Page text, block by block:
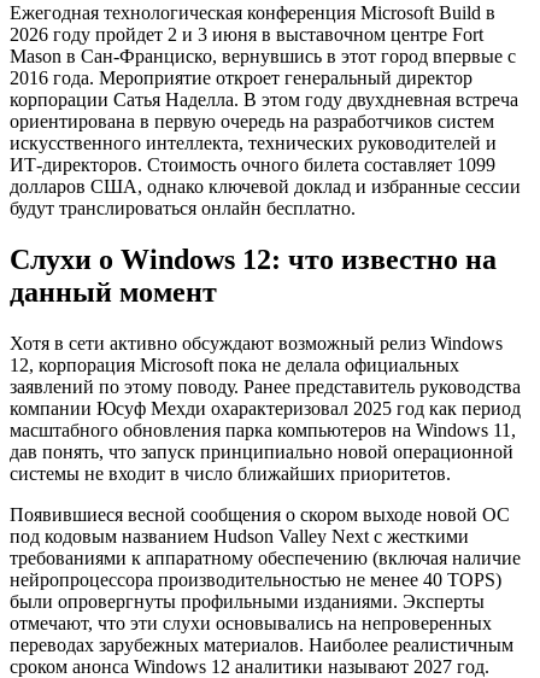
Ежегодная технологическая конференция Microsoft Build в
2026 году пройдет 2 и 3 июня в выставочном центре Fort
Mason в Сан-Франциско, вернувшись в этот город впервые с
2016 года. Мероприятие откроет генеральный директор
корпорации Сатья Наделла. В этом году двухдневная встреча
ориентирована в первую очередь на разработчиков систем
искусственного интеллекта, технических руководителей и
ИТ-директоров. Стоимость очного билета составляет 1099
долларов США, однако ключевой доклад и избранные сессии
будут транслироваться онлайн бесплатно.
Слухи о Windows 12: что известно на
данный момент
Хотя в сети активно обсуждают возможный релиз Windows
12, корпорация Microsoft пока не делала официальных
заявлений по этому поводу. Ранее представитель руководства
компании Юсуф Мехди охарактеризовал 2025 год как период
масштабного обновления парка компьютеров на Windows 11,
дав понять, что запуск принципиально новой операционной
системы не входит в число ближайших приоритетов.
Появившиеся весной сообщения о скором выходе новой ОС
под кодовым названием Hudson Valley Next с жесткими
требованиями к аппаратному обеспечению (включая наличие
нейропроцессора производительностью не менее 40 TOPS)
были опровергнуты профильными изданиями. Эксперты
отмечают, что эти слухи основывались на непроверенных
переводах зарубежных материалов. Наиболее реалистичным
сроком анонса Windows 12 аналитики называют 2027 год.